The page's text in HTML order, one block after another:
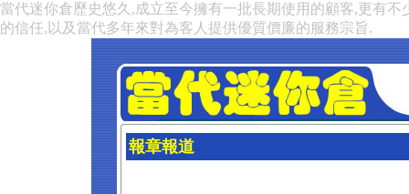
當代迷你倉歷史悠久,成立至今擁有一批長期使用的顧客,更有
的信任,以及當代多年來對為客人提供優質價廉的服務宗旨.
報章報道